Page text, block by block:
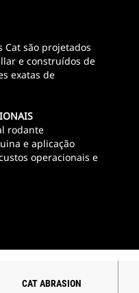
Cat são projetados
e construídos de
exatas de
rodante
e aplicação
operacionais e
CAT ABRASION